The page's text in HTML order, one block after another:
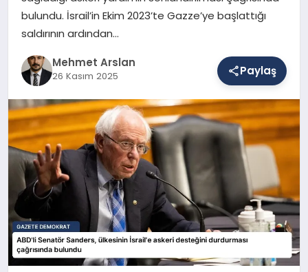
DÜNYA
YAŞAM
bulundu. İsrail’in Ekim 2023’te Gazze’ye başlattığı
saldırının ardından…
Mehmet Arslan
26 Kasım 2025 Paylaş